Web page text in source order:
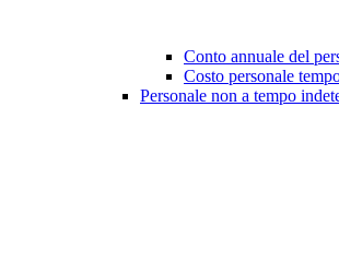
Conto annuale del
Costo personale
Personale non a tempo